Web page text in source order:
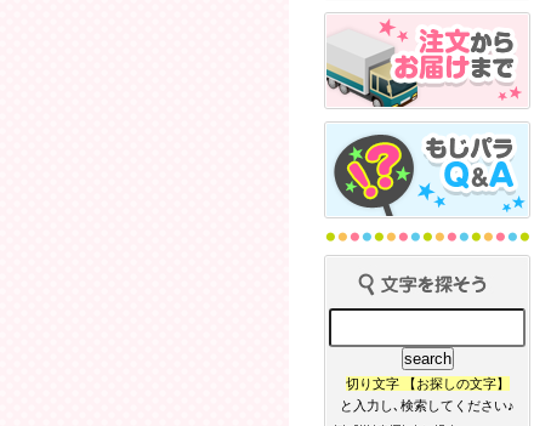
切り文字 【お探しの文字】
と入力し､検索してください♪